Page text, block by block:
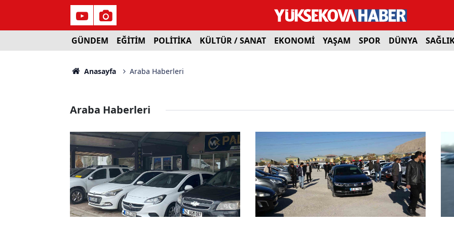
GÜNDEM EĞİTİM POLİTİKA KÜLTÜR / SANAT EKONOMİ YAŞAM SPOR DÜNYA
Anasayfa Araba Haberleri
Araba Haberleri